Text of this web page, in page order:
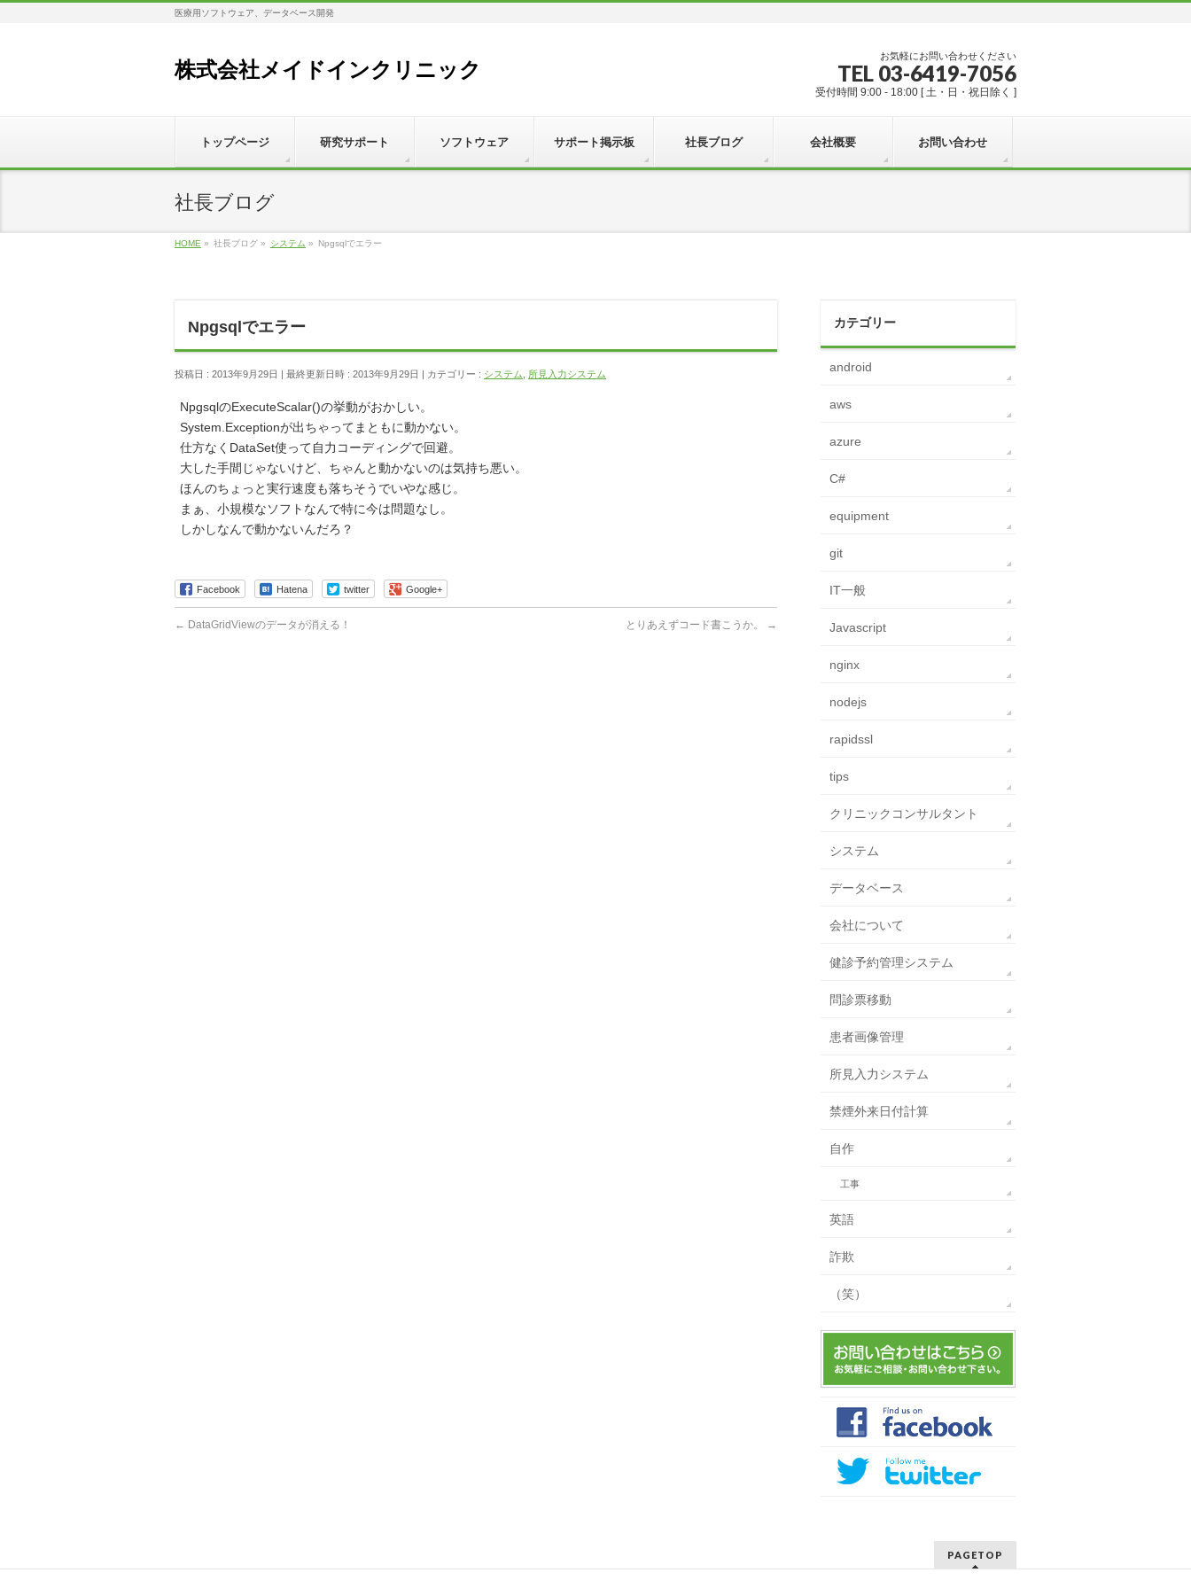
医療用ソフトウェア、データベース開発
株式会社メイドインクリニック
お気軽にお問い合わせください
TEL 03-6419-7056
受付時間 9:00 - 18:00 [ 土・日・祝日除く ]
トップページ 研究サポート ソフトウェア サポート掲示板 社長ブログ 会社概要 お問い合わせ
社長ブログ
HOME » 社長ブログ » システム » Npgsqlでエラー
Npgsqlでエラー
投稿日 : 2013年9月29日 最終更新日時 : 2013年9月29日 カテゴリー : システム 所見入力システム
NpgsqlのExecuteScalar()の挙動がおかしい。
System.Exceptionが出ちゃってまともに動かない。
仕方なくDataSet使って自力コーディングで回避。
大した手間じゃないけど、ちゃんと動かないのは気持ち悪い。
ほんのちょっと実行速度も落ちそうでいやな感じ。
まぁ、小規模なソフトなんで特に今は問題なし。
しかしなんで動かないんだろ？
Facebook Hatena twitter Google+
← DataGridViewのデータが消える！ とりあえずコード書こうか。 →
カテゴリー
android
aws
azure
C#
equipment
git
IT一般
Javascript
nginx
nodejs
rapidssl
tips
クリニックコンサルタント
システム
データベース
会社について
健診予約管理システム
問診票移動
患者画像管理
所見入力システム
禁煙外来日付計算
自作
工事
英語
詐欺
（笑）
PAGETOP